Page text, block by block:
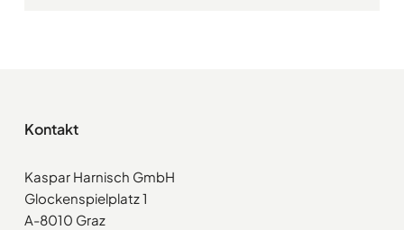
Kontakt
Kaspar Harnisch GmbH
Glockenspielplatz 1
A-8010 Graz